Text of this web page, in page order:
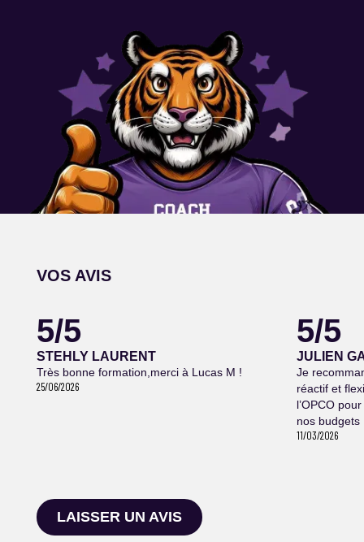
VOS AVIS
5/5
STEHLY LAURENT
Très bonne formation,merci à Lucas M !
25/06/2026
5/5
JULIEN
Je
réactif et
l’OPCO
nos budgets
11/03/2026
LAISSER UN AVIS